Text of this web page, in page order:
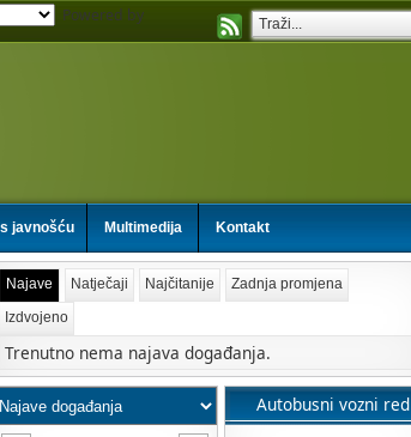
Powered by
javnošću Multimedija Kontakt
Najave Natječaji Najčitanije
Zadnja promjena
Izdvojeno
Trenutno nema najava događanja.
Autobusni vozni red